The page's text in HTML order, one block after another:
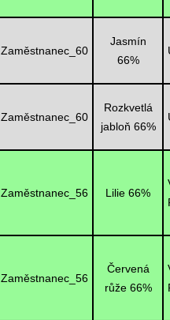
Zaměstnanec_60
Jasmín
66%
Zaměstnanec_60
Rozkvetlá
jabloň 66%
Zaměstnanec_56 Lilie 66%
Zaměstnanec_56
Červená
růže 66%